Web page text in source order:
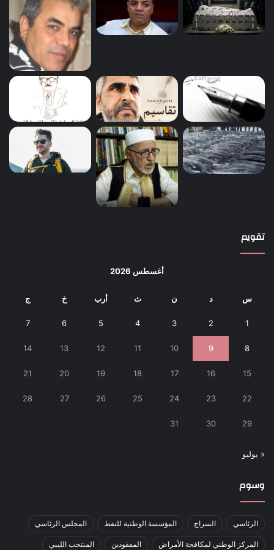
تقويم
أغسطس 2026
س د ن ث أرب خ ج
1
2
3
4
5
6
7
8
9
10
11
12
13
14
15
16
17
18
19
20
21
22
23
24
25
26
27
28
29
30
31
« يوليو
وسوم
الرئاسي السراج المؤسسة الوطنية للنفط المجلس الرئاسي
المركز الوطني لمكافحة الأمراض المفقودين المنتخب الليبي